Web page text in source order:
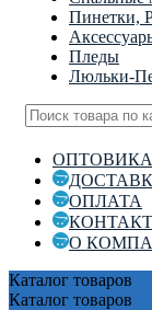
Пинетки,
Пледы
Люльки-
ОПЛАТА
О
Каталог товаров
Каталог товаров